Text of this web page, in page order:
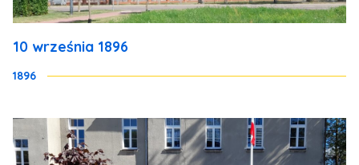
10 września 1896
1896